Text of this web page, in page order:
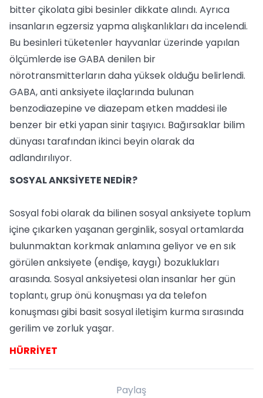
bitter çikolata gibi besinler dikkate alındı. Ayrıca
insanların egzersiz yapma alışkanlıkları da incelendi.
Bu besinleri tüketenler hayvanlar üzerinde yapılan
ölçümlerde ise GABA denilen bir
nörotransmitterların daha yüksek olduğu belirlendi.
GABA, anti anksiyete ilaçlarında bulunan
benzodiazepine ve diazepam etken maddesi ile
benzer bir etki yapan sinir taşıyıcı. Bağırsaklar bilim
dünyası tarafından ikinci beyin olarak da
adlandırılıyor.
SOSYAL ANKSİYETE NEDİR?
Sosyal fobi olarak da bilinen sosyal anksiyete toplum
içine çıkarken yaşanan gerginlik, sosyal ortamlarda
bulunmaktan korkmak anlamına geliyor ve en sık
görülen anksiyete (endişe, kaygı) bozuklukları
arasında. Sosyal anksiyetesi olan insanlar her gün
toplantı, grup önü konuşması ya da telefon
konuşması gibi basit sosyal iletişim kurma sırasında
gerilim ve zorluk yaşar.
HÜRRİYET
Paylaş